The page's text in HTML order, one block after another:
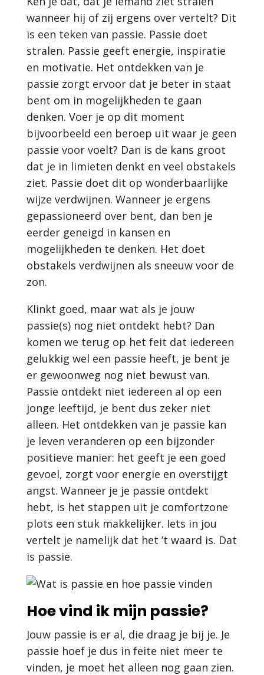
wanneer hij of zij ergens over vertelt? Dit
is een teken van passie. Passie doet
stralen. Passie geeft energie, inspiratie
en motivatie. Het ontdekken van je
passie zorgt ervoor dat je beter in staat
bent om in mogelijkheden te gaan
denken. Voer je op dit moment
bijvoorbeeld een beroep uit waar je geen
passie voor voelt? Dan is de kans groot
dat je in limieten denkt en veel obstakels
ziet. Passie doet dit op wonderbaarlijke
wijze verdwijnen. Wanneer je ergens
gepassioneerd over bent, dan ben je
eerder geneigd in kansen en
mogelijkheden te denken. Het doet
obstakels verdwijnen als sneeuw voor de
zon.
Klinkt goed, maar wat als je jouw
passie(s) nog niet ontdekt hebt? Dan
komen we terug op het feit dat iedereen
gelukkig wel een passie heeft, je bent je
er gewoonweg nog niet bewust van.
Passie ontdekt niet iedereen al op een
jonge leeftijd, je bent dus zeker niet
alleen. Het ontdekken van je passie kan
je leven veranderen op een bijzonder
positieve manier: het geeft je een goed
gevoel, zorgt voor energie en overstijgt
angst. Wanneer je je passie ontdekt
hebt, is het stappen uit je comfortzone
plots een stuk makkelijker. Iets in jou
vertelt je namelijk dat het ’t waard is. Dat
is passie.
Hoe vind ik mijn passie?
Jouw passie is er al, die draag je bij je. Je
passie hoef je dus in feite niet meer te
vinden, je moet het alleen nog gaan zien.